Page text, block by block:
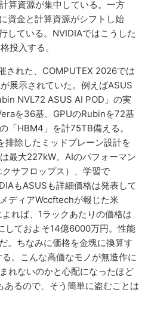
算資源が集中している。一方
資金と計算資源がシフトし始
している。NVIDIAではこうした
投入する。
された、COMPUTEX 2026では
展示されていた。例えばASUS
NVL72 ASUS AI POD」の実
を36基、GPUのRubinを72基
「HBM4」を計75TB備える。
排除したミッドプレーン設計を
最大227kW。AIのパフォーマン
サフロップス）、学習で
もASUSも詳細価格は発表して
ディアWccftechが報じた米
れば、1ラックあたりの価格は
しておよそ14億6000万円。性能
。ちなみに価格を金塊に換算す
。こんな高価なモノが無造作に
れないのかと心配になったほど
るので、そう簡単に盗むことは